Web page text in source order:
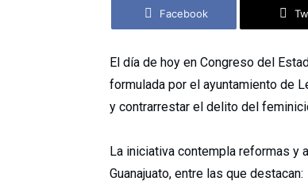
Facebook
El día de hoy en Congreso del
formulada por el ayuntamiento de
y contrarrestar el delito del
La iniciativa contempla reformas y
Guanajuato, entre las que destacan: